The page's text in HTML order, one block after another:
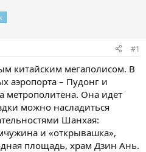
#1
китайским мегаполисом. В
аэропорта – Пудонг и
метрополитена. Она идет
можно насладиться
Шанхая:
и «открывашка»,
площадь, храм Дзин Ань.